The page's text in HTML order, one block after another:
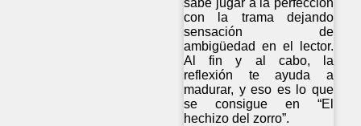
con la trama dejando
sensación de
ambigüedad en el lector.
Al fin y al cabo, la
reflexión te ayuda a
madurar, y eso es lo que
se consigue en “El
hechizo del zorro”.